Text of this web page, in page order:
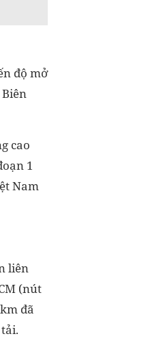
độ mở
cao
1
Nam
liên
(nút
đã